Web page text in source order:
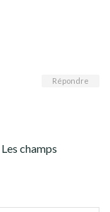
Répondre
Les champs